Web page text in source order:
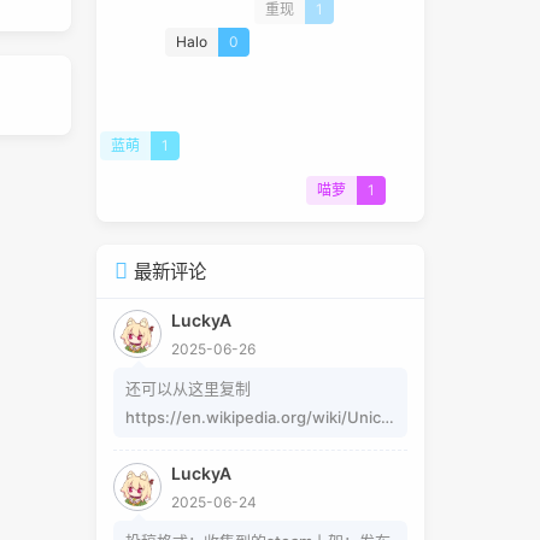
Halo 0
喵萝 1
重现 1
蓝萌 1
最新评论
LuckyA
2025-06-26
还可以从这里复制
https://en.wikipedia.org/wiki/Unico
个其实是字符，不懂编码的人，可以用
这个网站生成
https://www.jiuwa.net/xzm/ 相关问
LuckyA
2025-06-24